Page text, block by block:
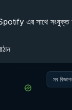
এর সাথে সংযুক্ত
সব